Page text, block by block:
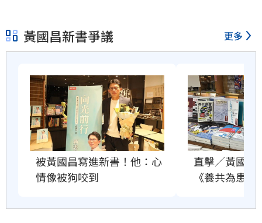
黃國昌新書爭議 更多
被黃國昌寫進新書！他：心
情像被狗咬到
直擊／黃國昌
《養共為患》